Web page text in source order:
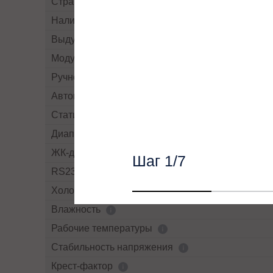
Наличие рубильников/автоматов
Выдув воздуха
Модульный
Ручной By-pass
Автоматический By-pass
Статический By-pass
Диапазон напряжений байпасса
ЖК-дисплей
RS232
Холодный старт
Влажность
Рабочие температуры
Cтабильность напряжения
Крест-фактор
Шаг 1/7